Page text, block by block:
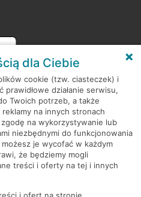
dla Ciebie
cookie (tzw. ciasteczek) i
działanie serwisu,
Twoich potrzeb, a także
na innych stronach
na wykorzystywanie lub
niezbędnymi do funkcjonowania
je wycofać w każdym
że będziemy mogli
treści i oferty na tej i innych